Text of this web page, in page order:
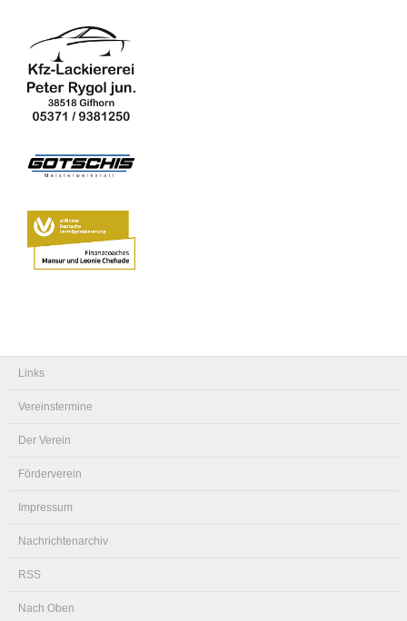
Links
Vereinstermine
Der Verein
Förderverein
Impressum
Nachrichtenarchiv
RSS
Nach Oben